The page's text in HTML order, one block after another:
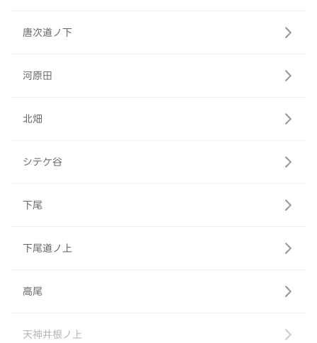
唐次道ノ下
河原田
北畑
シテケ谷
下尾
下尾道ノ上
高尾
天神井根ノ上